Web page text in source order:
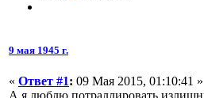
9 мая 1945 г.
« Ответ #1: 09 Мая 2015, 01:10:41 »